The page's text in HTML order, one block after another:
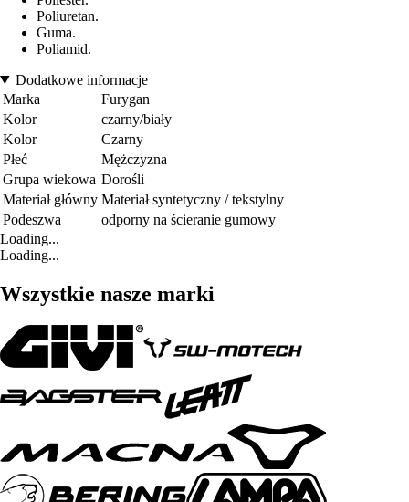
Poliuretan.
Guma.
Poliamid.
Dodatkowe informacje
Marka
Furygan
Kolor
czarny/biały
Kolor
Czarny
Płeć
Mężczyzna
Grupa wiekowa Dorośli
Materiał główny Materiał syntetyczny / tekstylny
Podeszwa
odporny na ścieranie gumowy
Loading...
Loading...
Wszystkie nasze marki